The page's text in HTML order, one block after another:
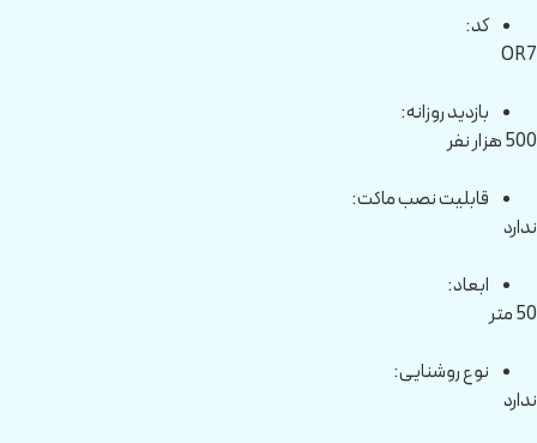
کد:
OR7
بازدید روزانه:
500 هزار نفر
قابلیت نصب ماکت:
ندارد
ابعاد:
50 متر
نوع روشنایی:
ندارد